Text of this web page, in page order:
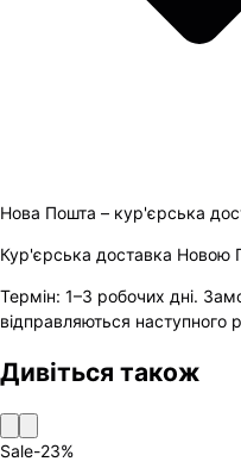
Нова Пошта – кур'єрська
Кур'єрська доставка Новою
Термін: 1–3 робочих дні.
відправляються наступного
Дивіться також
Sale-23%